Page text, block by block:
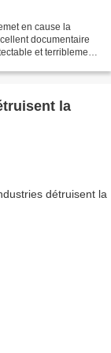
en cause la
documentaire
et terriblement
la